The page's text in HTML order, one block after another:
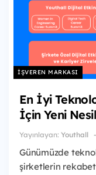
İŞVEREN MARKASI
En İyi
İçin Yeni
Yayınlayan: Youthall
Günümüzde
şirketlerin